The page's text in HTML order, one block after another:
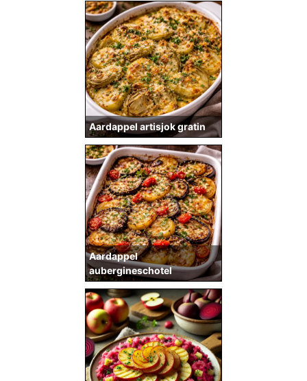
Aardappel artisjok gratin
Aardappel
aubergineschotel